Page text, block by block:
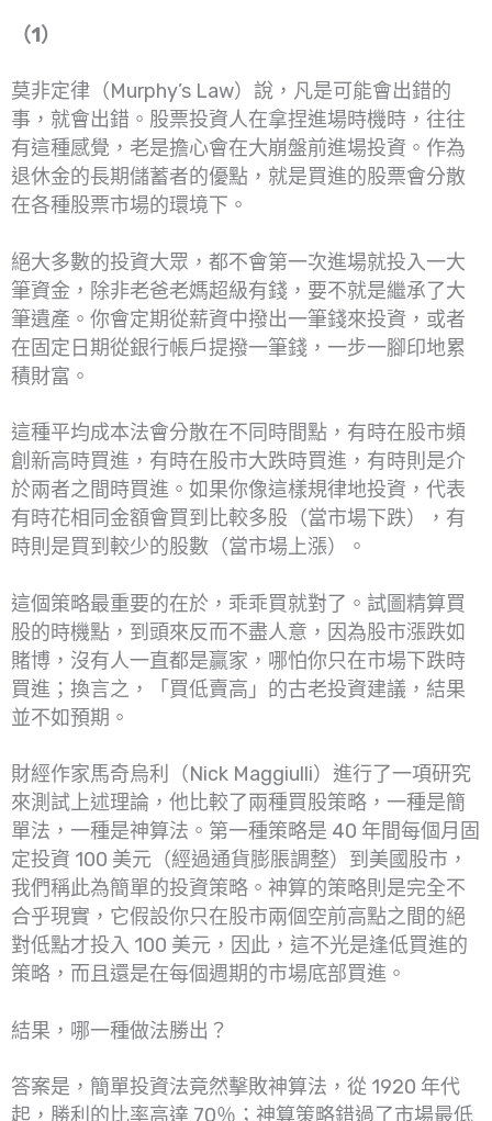
（1）
莫非定律（Murphy’s Law）說，凡是可能會出錯的
事，就會出錯。股票投資人在拿捏進場時機時，往往
有這種感覺，老是擔心會在大崩盤前進場投資。作為
退休金的長期儲蓄者的優點，就是買進的股票會分散
在各種股票市場的環境下。
絕大多數的投資大眾，都不會第一次進場就投入一大
筆資金，除非老爸老媽超級有錢，要不就是繼承了大
筆遺產。你會定期從薪資中撥出一筆錢來投資，或者
在固定日期從銀行帳戶提撥一筆錢，一步一腳印地累
積財富。
這種平均成本法會分散在不同時間點，有時在股市頻
創新高時買進，有時在股市大跌時買進，有時則是介
於兩者之間時買進。如果你像這樣規律地投資，代表
有時花相同金額會買到比較多股（當市場下跌），有
時則是買到較少的股數（當市場上漲）。
這個策略最重要的在於，乖乖買就對了。試圖精算買
股的時機點，到頭來反而不盡人意，因為股市漲跌如
賭博，沒有人一直都是贏家，哪怕你只在市場下跌時
買進；換言之，「買低賣高」的古老投資建議，結果
並不如預期。
財經作家馬奇烏利（Nick Maggiulli）進行了一項研究
來測試上述理論，他比較了兩種買股策略，一種是簡
單法，一種是神算法。第一種策略是 40 年間每個月固
定投資 100 美元（經過通貨膨脹調整）到美國股市，
我們稱此為簡單的投資策略。神算的策略則是完全不
合乎現實，它假設你只在股市兩個空前高點之間的絕
對低點才投入 100 美元，因此，這不光是逢低買進的
策略，而且還是在每個週期的市場底部買進。
結果，哪一種做法勝出？
答案是，簡單投資法竟然擊敗神算法，從 1920 年代
起，勝利的比率高達 70％；神算策略錯過了市場最低